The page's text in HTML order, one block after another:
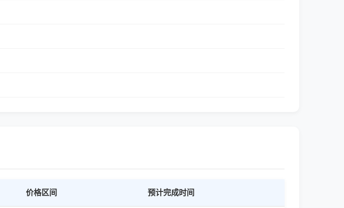
价格区间 预计完成时间